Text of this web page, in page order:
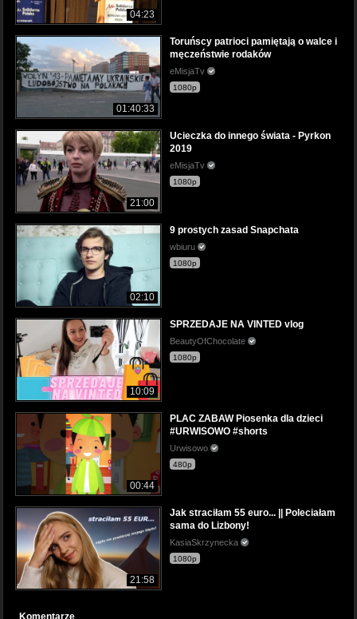
04:23
01:40:33
Toruńscy patrioci pamiętają o walce i
męczeństwie rodaków
eMisjaTv
1080p
21:00
Ucieczka do innego świata - Pyrkon
2019
eMisjaTv
1080p
02:10
9 prostych zasad Snapchata
wbiuru
1080p
10:09
SPRZEDAJE NA VINTED vlog
BeautyOfChocolate
1080p
00:44
PLAC ZABAW Piosenka dla dzieci
#URWISOWO #shorts
Urwisowo
480p
21:58
Jak straciłam 55 euro... || Poleciałam
sama do Lizbony!
KasiaSkrzynecka
1080p